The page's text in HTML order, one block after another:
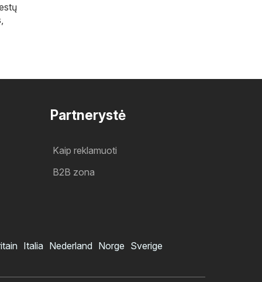
Partnerystė
Kaip reklamuoti
B2B zona
Italia Nederland Norge Sverige